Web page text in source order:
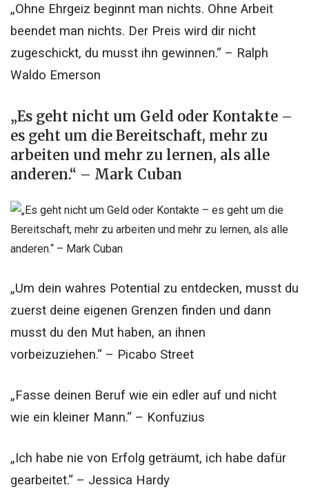
„Ohne Ehrgeiz beginnt man nichts. Ohne Arbeit
beendet man nichts. Der Preis wird dir nicht
zugeschickt, du musst ihn gewinnen.“ – Ralph
Waldo Emerson
„Es geht nicht um Geld oder Kontakte –
es geht um die Bereitschaft, mehr zu
arbeiten und mehr zu lernen, als alle
anderen.“ – Mark Cuban
„Um dein wahres Potential zu entdecken, musst du
zuerst deine eigenen Grenzen finden und dann
musst du den Mut haben, an ihnen
vorbeizuziehen.“ – Picabo Street
„Fasse deinen Beruf wie ein edler auf und nicht
wie ein kleiner Mann.“ – Konfuzius
„Ich habe nie von Erfolg geträumt, ich habe dafür
gearbeitet.“ – Jessica Hardy